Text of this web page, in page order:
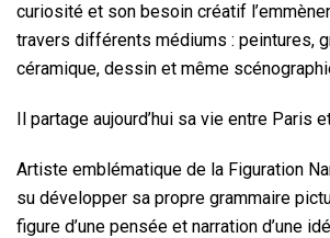
curiosité et son besoin créatif
travers différents médiums : peintures,
céramique, dessin et même
Il partage aujourd’hui sa vie entre Paris
Artiste emblématique de la Figuration
su développer sa propre grammaire
figure d’une pensée et narration d’une